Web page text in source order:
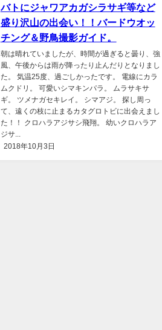
バトにジャワアカガシラサギ等など
盛り沢山の出会い！！バードウオッ
チング＆野鳥撮影ガイド。
朝は晴れていましたが、時間が過ぎると曇り、強
風、午後からは雨が降ったり止んだりとなりまし
た。 気温25度、過ごしかったです。 電線にカラ
ムクドリ。 可愛いシマキンパラ。 ムラサキサ
ギ。 ツメナガセキレイ。 シマアジ。 探し周っ
て、遠くの枝に止まるカタグロトビに出会えまし
た！！ クロハラアジサシ飛翔。 幼いクロハラア
ジサ...
2018年10月3日